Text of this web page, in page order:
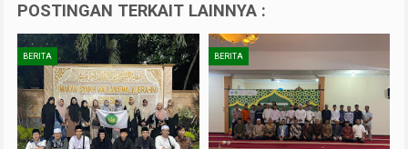
POSTINGAN TERKAIT LAINNYA :
BERITA BERITA